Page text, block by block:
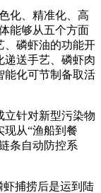
化、精准化、高
能够从五个方面
、磷虾油的功能开
递送手艺、磷虾肉
能化可节制备取活
针对新型污染物
现从“渔船到餐
条自动防控系
捕捞后是运到陆